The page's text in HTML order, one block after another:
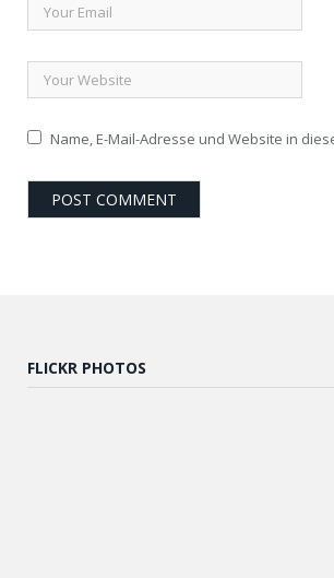
Name, E-Mail-Adresse und Website in
FLICKR PHOTOS